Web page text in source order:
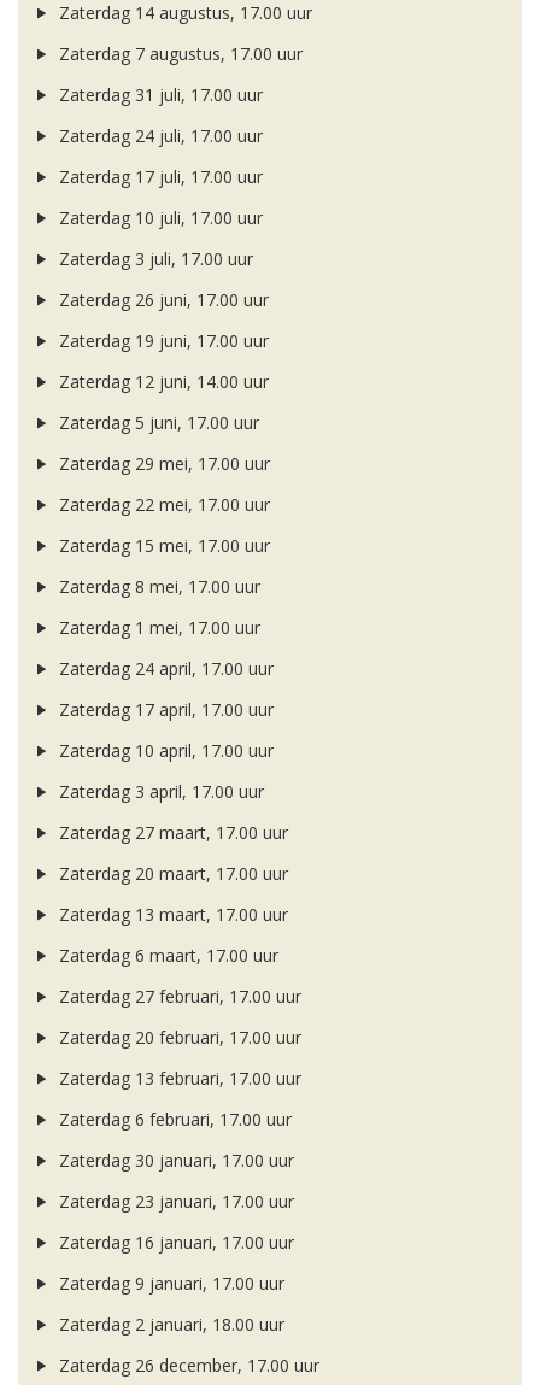
Zaterdag 14 augustus, 17.00 uur
Zaterdag 7 augustus, 17.00 uur
Zaterdag 31 juli, 17.00 uur
Zaterdag 24 juli, 17.00 uur
Zaterdag 17 juli, 17.00 uur
Zaterdag 10 juli, 17.00 uur
Zaterdag 3 juli, 17.00 uur
Zaterdag 26 juni, 17.00 uur
Zaterdag 19 juni, 17.00 uur
Zaterdag 12 juni, 14.00 uur
Zaterdag 5 juni, 17.00 uur
Zaterdag 29 mei, 17.00 uur
Zaterdag 22 mei, 17.00 uur
Zaterdag 15 mei, 17.00 uur
Zaterdag 8 mei, 17.00 uur
Zaterdag 1 mei, 17.00 uur
Zaterdag 24 april, 17.00 uur
Zaterdag 17 april, 17.00 uur
Zaterdag 10 april, 17.00 uur
Zaterdag 3 april, 17.00 uur
Zaterdag 27 maart, 17.00 uur
Zaterdag 20 maart, 17.00 uur
Zaterdag 13 maart, 17.00 uur
Zaterdag 6 maart, 17.00 uur
Zaterdag 27 februari, 17.00 uur
Zaterdag 20 februari, 17.00 uur
Zaterdag 13 februari, 17.00 uur
Zaterdag 6 februari, 17.00 uur
Zaterdag 30 januari, 17.00 uur
Zaterdag 23 januari, 17.00 uur
Zaterdag 16 januari, 17.00 uur
Zaterdag 9 januari, 17.00 uur
Zaterdag 2 januari, 18.00 uur
Zaterdag 26 december, 17.00 uur